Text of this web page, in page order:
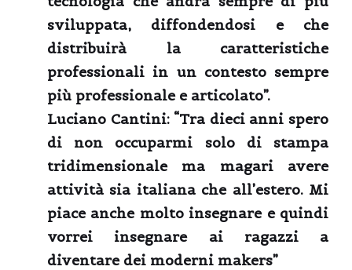
sviluppata, diffondendosi e che
distribuirà la caratteristiche
professionali in un contesto sempre
più professionale e articolato”.
Luciano Cantini:“Tra dieci anni spero
di non occuparmi solo di stampa
tridimensionale ma magari avere
attività sia italiana che all’estero. Mi
piace anche molto insegnare e quindi
vorrei insegnare ai ragazzi a
diventare dei moderni makers”